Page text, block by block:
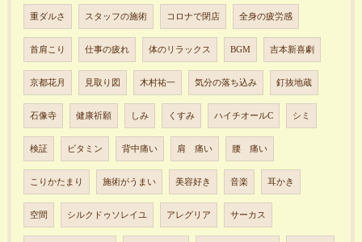
重ダルさ スタッフの施術 コロナで閉店 全身の疲労感
首肩こり 仕事の疲れ 体のリラックス BGM 吉本新喜劇
京都花月 見取り図 木村祐一 気分の落ち込み 釘抜地蔵
石像寺 健康祈願 しみ くすみ ハイチオールC シミ
検証 ビタミン 背中痛い 肩 痛い 腰 痛い
こりかたまり 施術がうまい 美容好き 音楽 耳かき
空間 シルクドゥソレイユ アレグリア サーカス